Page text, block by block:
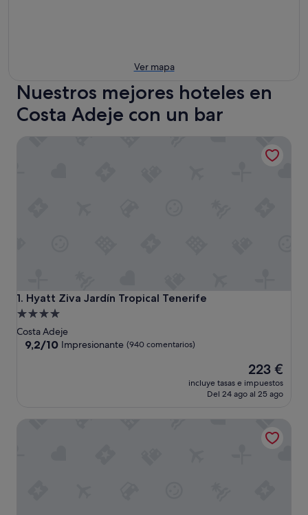
Ver mapa
Nuestros mejores hoteles en
Costa Adeje con un bar
1. Hyatt Ziva Jardín Tropical Tenerife
Hyatt Ziva Jardín Tropical Tenerife
Alojamiento
de
4.0 estrellas
Costa Adeje
9.2
9,2/10 Impresionante (940 comentarios)
El
precio
actual
223 €
223 €
incluye tasas e impuestos
Del 24 ago al 25 ago